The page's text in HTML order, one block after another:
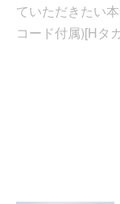
ていただきた
コード付属)[Hタ